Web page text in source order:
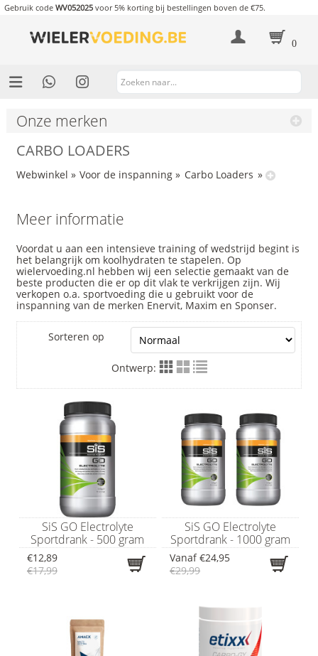
Gebruik code WV052025voor 5% korting bij bestellingen boven de €75.
0
Onze merken
CARBO LOADERS
Webwinkel » Voor de inspanning » Carbo Loaders »
Meer informatie
Voordat u aan een intensieve training of wedstrijd begint is
het belangrijk om koolhydraten te stapelen. Op
wielervoeding.nl hebben wij een selectie gemaakt van de
beste producten die er op dit vlak te verkrijgen zijn. Wij
verkopen o.a. sportvoeding die u gebruikt voor de
inspanning van de merken Enervit, Maxim en Sponser.
Sorteren op
Ontwerp:
SiS GO Electrolyte
Sportdrank - 500 gram
€12,89
€17,99
SiS GO Electrolyte
Sportdrank - 1000 gram
Vanaf€24,95
€29,99